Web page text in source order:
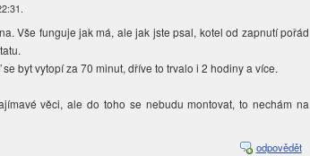
Vše funguje jak má, ale jak jste psal, kotel od zapnutí pořád
byt vytopí za 70 minut, dříve to trvalo i 2 hodiny a více.
věci, ale do toho se nebudu montovat, to nechám na
odpovědět